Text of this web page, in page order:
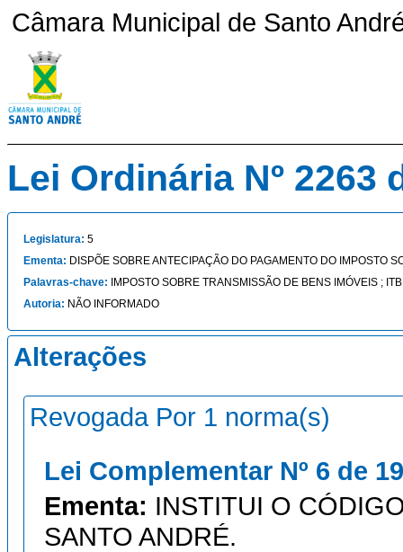
Câmara Municipal de Santo
Lei Ordinária Nº 2263
Legislatura: 5
Ementa: DISPÕE SOBRE ANTECIPAÇÃO DO PAGAMENTO DO IMPOSTO
Palavras-chave: IMPOSTO SOBRE TRANSMISSÃO DE BENS IMÓVEIS ;
Autoria: NÃO INFORMADO
Alterações
Revogada Por 1 norma(s)
Lei Complementar Nº 6 de
Ementa: INSTITUI O
SANTO ANDRÉ.